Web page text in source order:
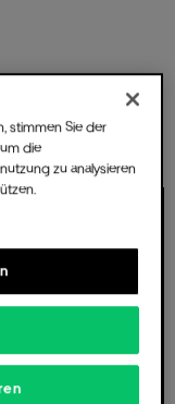
English
stimmen Sie der
die
zu analysieren